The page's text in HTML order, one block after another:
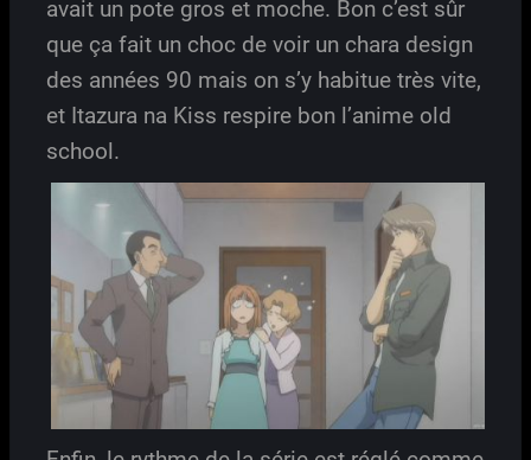
avait un pote gros et moche. Bon c’est sûr
que ça fait un choc de voir un chara design
des années 90 mais on s’y habitue très vite,
et Itazura na Kiss respire bon l’anime old
school.